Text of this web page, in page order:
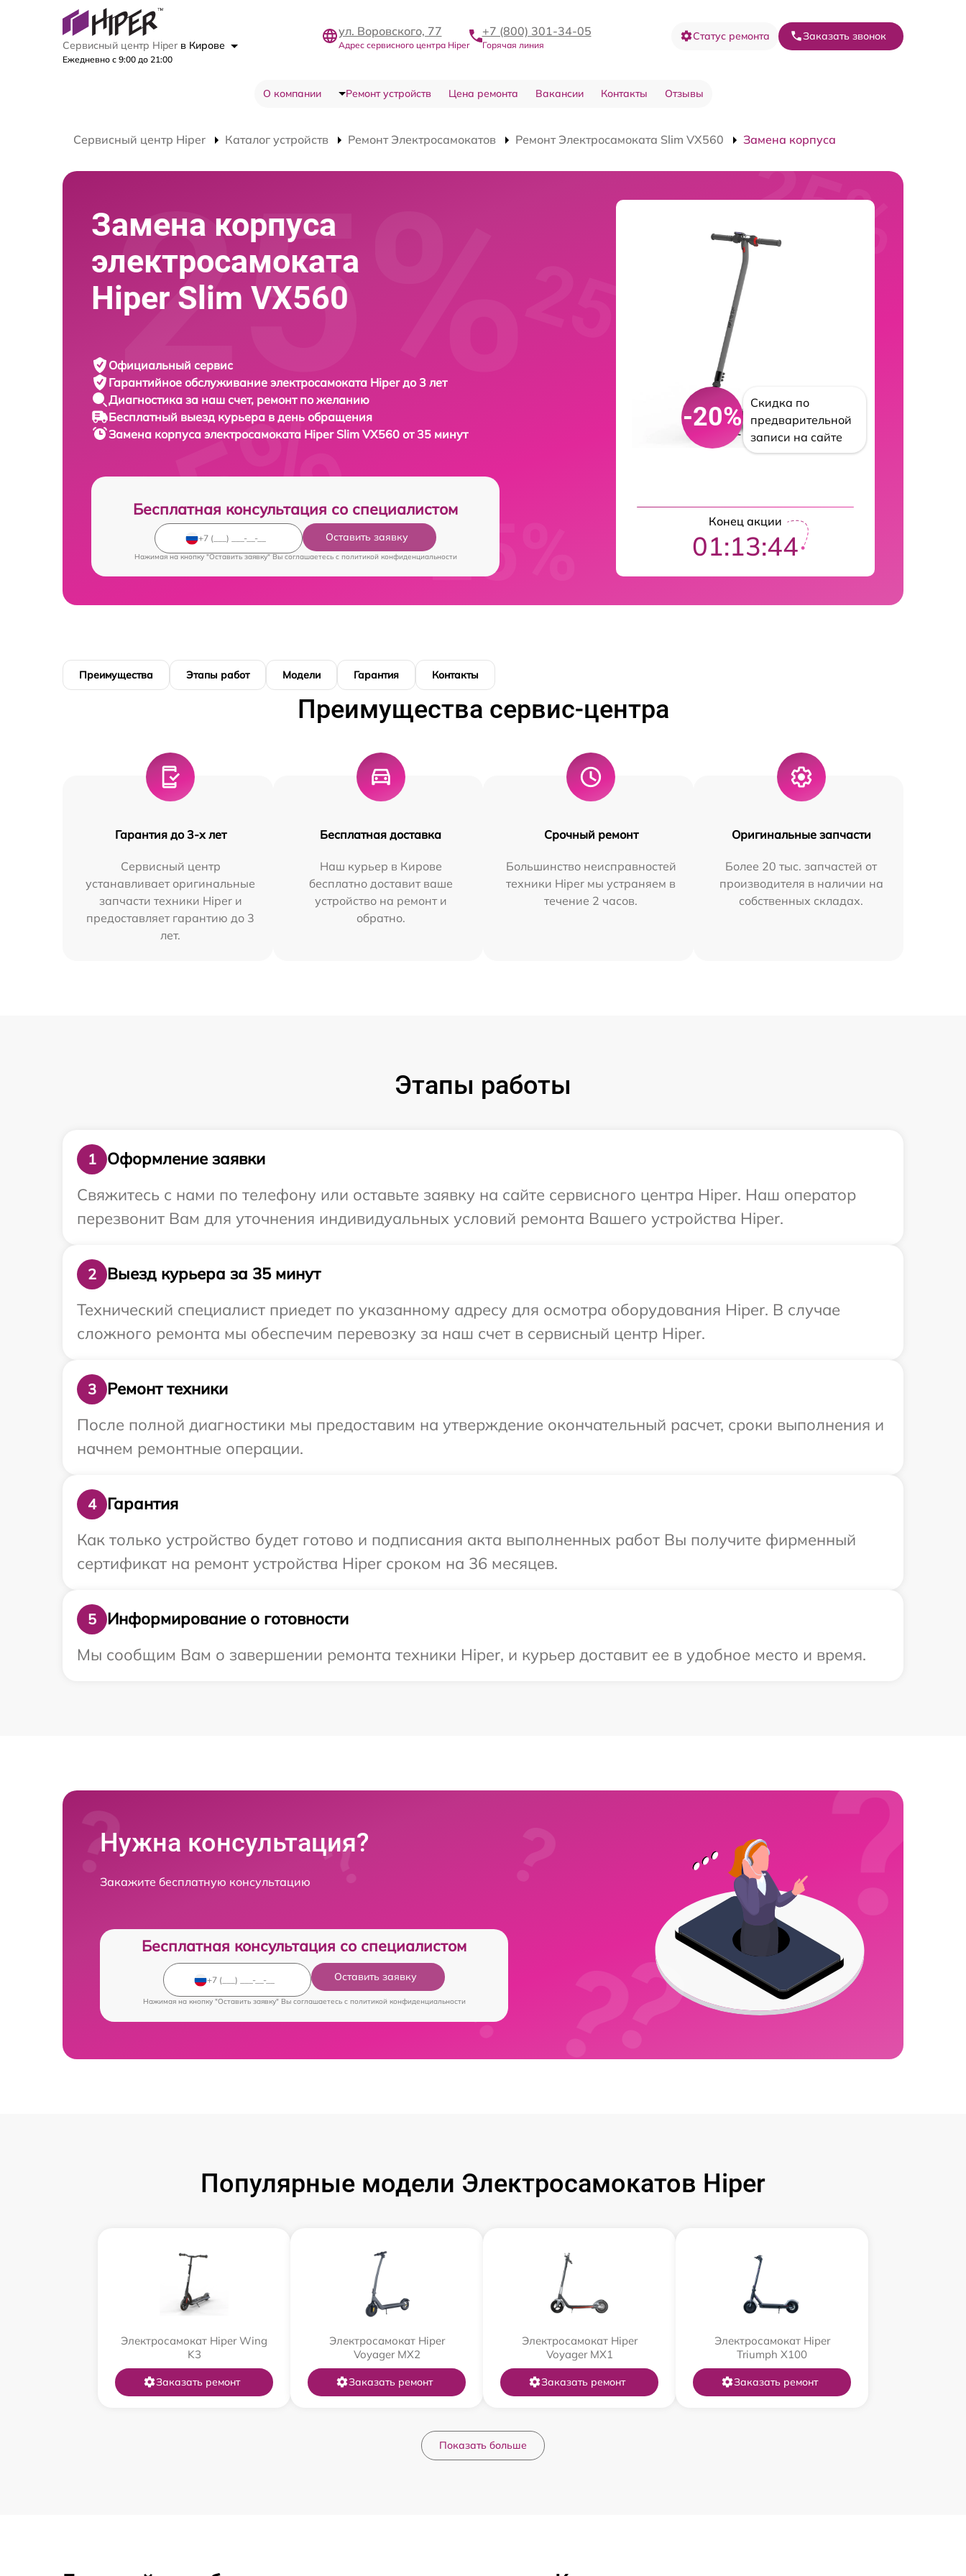
Сервисный центр Hiper в Кирове
Ежедневно с 9:00 до 21:00
ул. Воровского, 77
Адрес сервисного центра Hiper
+7 (800) 301-34-05
Горячая линия
Статус ремонта Заказать звонок
О компании Ремонт устройств Цена ремонта Вакансии Контакты Отзывы
Сервисный центр Hiper Каталог устройств Ремонт Электросамокатов Ремонт Электросамоката Slim VX560 Замена корпуса
Замена корпуса
электросамоката
Hiper Slim VX560
Официальный сервис
Гарантийное обслуживание электросамоката Hiper до 3 лет
Диагностика за наш счет, ремонт по желанию
Бесплатный выезд курьера в день обращения
Замена корпуса электросамоката Hiper Slim VX560 от 35 минут
Бесплатная консультация со специалистом
Оставить заявку
Нажимая на кнопку "Оставить заявку" Вы соглашаетесь c политикой конфиденциальности
-20%
Скидка по
предварительной
записи на сайте
Конец акции
01:13:43
Преимущества Этапы работ Модели Гарантия Контакты
Преимущества сервис-центра
Гарантия до 3-х лет
Сервисный центр
устанавливает оригинальные
запчасти техники Hiper и
предоставляет гарантию до 3
лет.
Бесплатная доставка
Наш курьер в Кирове
бесплатно доставит ваше
устройство на ремонт и
обратно.
Срочный ремонт
Большинство неисправностей
техники Hiper мы устраняем в
течение 2 часов.
Оригинальные запчасти
Более 20 тыс. запчастей от
производителя в наличии на
собственных складах.
Этапы работы
1
Оформление заявки
Свяжитесь с нами по телефону или оставьте заявку на сайте сервисного центра Hiper. Наш оператор
перезвонит Вам для уточнения индивидуальных условий ремонта Вашего устройства Hiper.
2
Выезд курьера за 35 минут
Технический специалист приедет по указанному адресу для осмотра оборудования Hiper. В случае
сложного ремонта мы обеспечим перевозку за наш счет в сервисный центр Hiper.
3
Ремонт техники
После полной диагностики мы предоставим на утверждение окончательный расчет, сроки выполнения и
начнем ремонтные операции.
4
Гарантия
Как только устройство будет готово и подписания акта выполненных работ Вы получите фирменный
сертификат на ремонт устройства Hiper сроком на 36 месяцев.
5
Информирование о готовности
Мы сообщим Вам о завершении ремонта техники Hiper, и курьер доставит ее в удобное место и время.
Нужна консультация?
Закажите бесплатную консультацию
Бесплатная консультация со специалистом
Оставить заявку
Нажимая на кнопку "Оставить заявку" Вы соглашаетесь c политикой конфиденциальности
Популярные модели Электросамокатов Hiper
Электросамокат Hiper Wing
K3
Заказать ремонт
Электросамокат Hiper
Voyager MX2
Заказать ремонт
Электросамокат Hiper
Voyager MX1
Заказать ремонт
Электросамокат Hiper
Triumph X100
Заказать ремонт
Показать больше